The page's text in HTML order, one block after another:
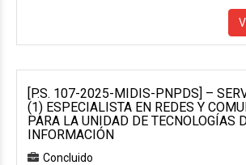
[P.S. 107-2025-MIDIS-PNPDS] –
(1) ESPECIALISTA EN REDES Y
PARA LA UNIDAD DE TECNOLOGÍAS
INFORMACIÓN
Concluido